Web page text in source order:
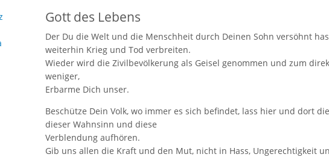
Gott des Lebens
Der Du die Welt und die Menschheit durch Deinen Sohn versöhnt
weiterhin Krieg und Tod verbreiten.
Wieder wird die Zivilbevölkerung als Geisel genommen und zum
weniger,
Erbarme Dich unser.
Beschütze Dein Volk, wo immer es sich befindet, lass hier und dort
dieser Wahnsinn und diese
Verblendung aufhören.
Gib uns allen die Kraft und den Mut, nicht in Hass, Ungerechtigkeit